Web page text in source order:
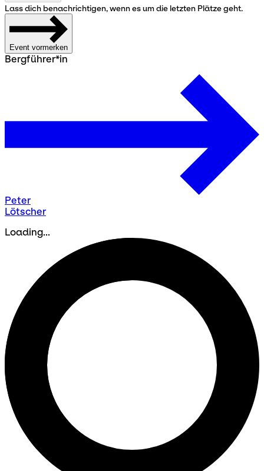
Lass dich benachrichtigen, wenn es um die letzten Plätze geht.
Event vormerken
Bergführer*in
Peter
Lötscher
Loading...